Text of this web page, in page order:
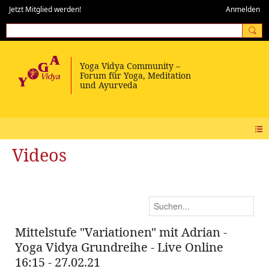
Jetzt Mitglied werden! Anmelden
Videos
Mittelstufe "Variationen" mit Adrian -
Yoga Vidya Grundreihe - Live Online
16:15 - 27.02.21